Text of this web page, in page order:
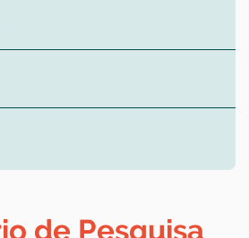
de Pesquisa